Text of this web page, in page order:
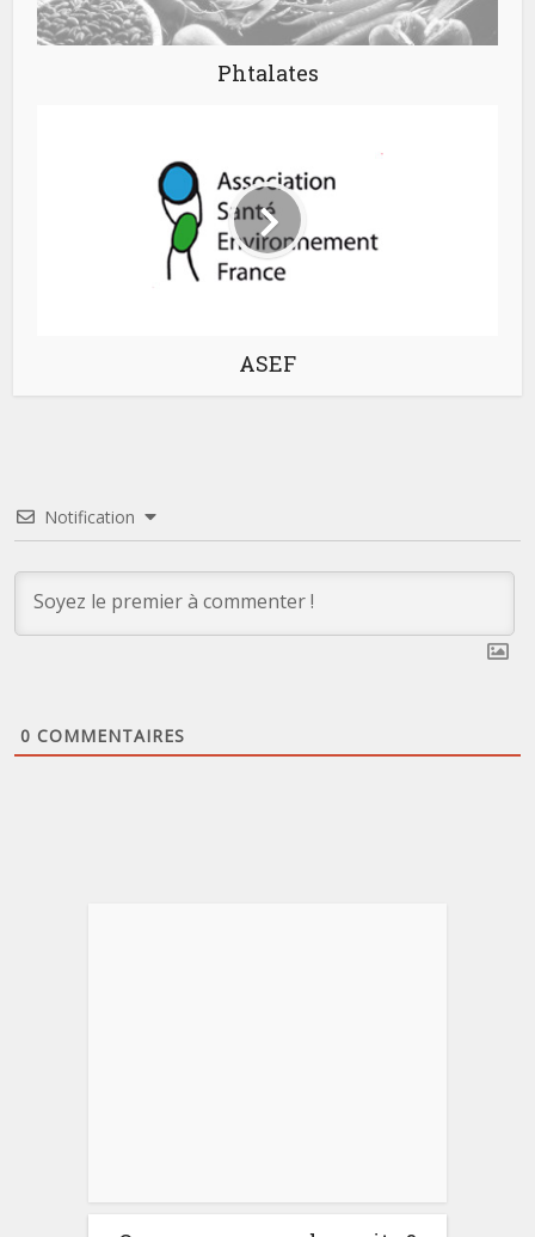
Phtalates
ASEF
Notification
0 COMMENTAIRES